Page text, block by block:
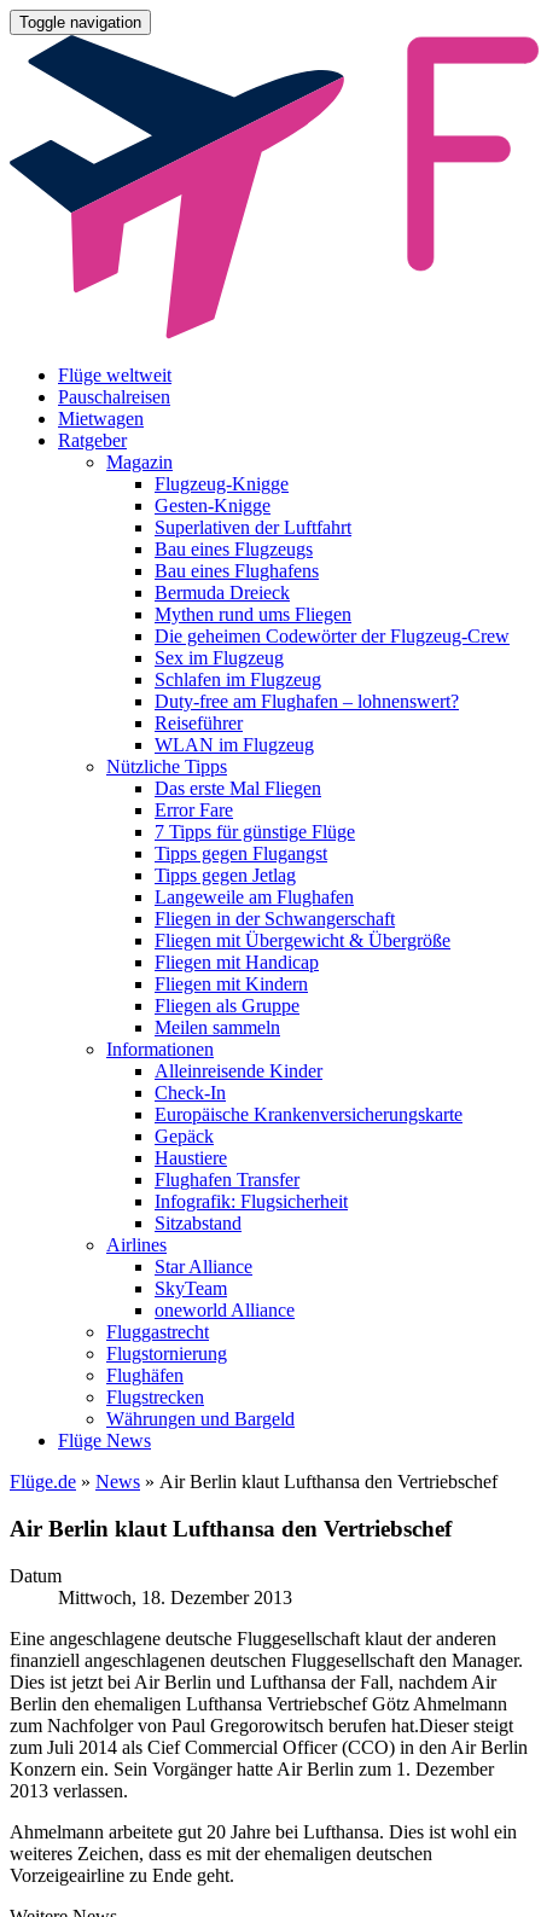
Toggle navigation
Flüge weltweit
Pauschalreisen
Mietwagen
Ratgeber
Magazin
Flugzeug-Knigge
Gesten-Knigge
Superlativen der Luftfahrt
Bau eines Flugzeugs
Bau eines Flughafens
Bermuda Dreieck
Mythen rund ums Fliegen
Die geheimen Codewörter der Flugzeug-Crew
Sex im Flugzeug
Schlafen im Flugzeug
Duty-free am Flughafen – lohnenswert?
Reiseführer
WLAN im Flugzeug
Nützliche Tipps
Das erste Mal Fliegen
Error Fare
7 Tipps für günstige Flüge
Tipps gegen Flugangst
Tipps gegen Jetlag
Langeweile am Flughafen
Fliegen in der Schwangerschaft
Fliegen mit Übergewicht & Übergröße
Fliegen mit Handicap
Fliegen mit Kindern
Fliegen als Gruppe
Meilen sammeln
Informationen
Alleinreisende Kinder
Check-In
Europäische Krankenversicherungskarte
Gepäck
Haustiere
Flughafen Transfer
Infografik: Flugsicherheit
Sitzabstand
Airlines
Star Alliance
SkyTeam
oneworld Alliance
Fluggastrecht
Flugstornierung
Flughäfen
Flugstrecken
Währungen und Bargeld
Flüge News
Flüge.de » News » Air Berlin klaut Lufthansa den Vertriebschef
Air Berlin klaut Lufthansa den Vertriebschef
Datum
Mittwoch, 18. Dezember 2013
Eine angeschlagene deutsche Fluggesellschaft klaut der anderen
finanziell angeschlagenen deutschen Fluggesellschaft den Manager.
Dies ist jetzt bei Air Berlin und Lufthansa der Fall, nachdem Air
Berlin den ehemaligen Lufthansa Vertriebschef Götz Ahmelmann
zum Nachfolger von Paul Gregorowitsch berufen hat.Dieser steigt
zum Juli 2014 als Cief Commercial Officer (CCO) in den Air Berlin
Konzern ein. Sein Vorgänger hatte Air Berlin zum 1. Dezember
2013 verlassen.
Ahmelmann arbeitete gut 20 Jahre bei Lufthansa. Dies ist wohl ein
weiteres Zeichen, dass es mit der ehemaligen deutschen
Vorzeigeairline zu Ende geht.